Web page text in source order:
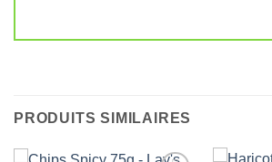
PRODUITS SIMILAIRES